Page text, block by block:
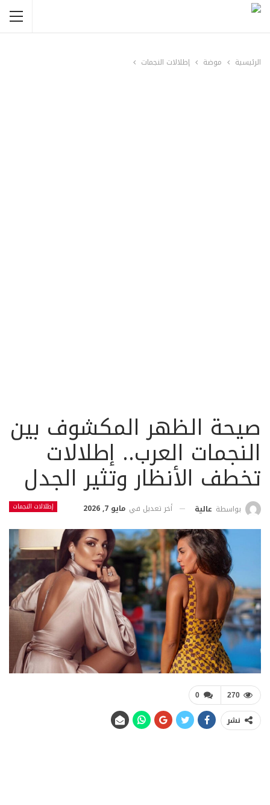
الرئيسية موضة إطلالات النجمات
صيحة الظهر المكشوف بين
النجمات العرب.. إطلالات
تخطف الأنظار وتثير الجدل
إطلالات النجمات بواسطة عالية أخر تعديل في مايو 7, 2026
0 270
نشر